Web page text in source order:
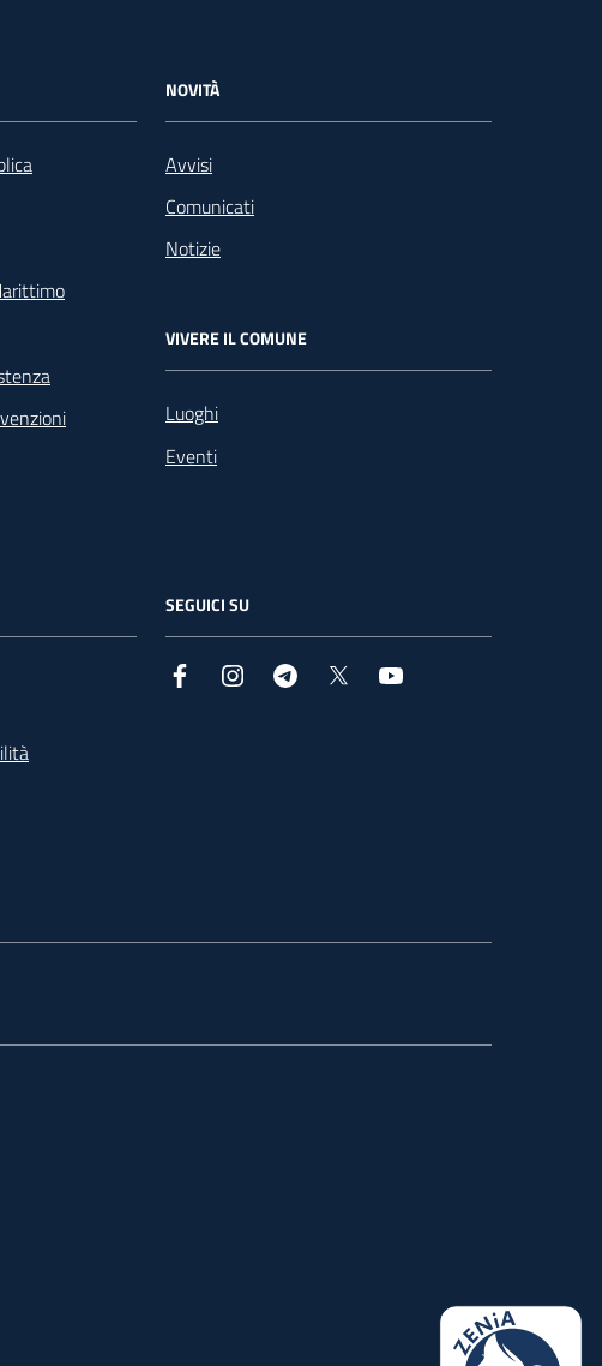
NOVITÀ
Avvisi
Comunicati
Notizie
VIVERE IL COMUNE
Luoghi
Eventi
SEGUICI SU
Facebook InstagramTelegram